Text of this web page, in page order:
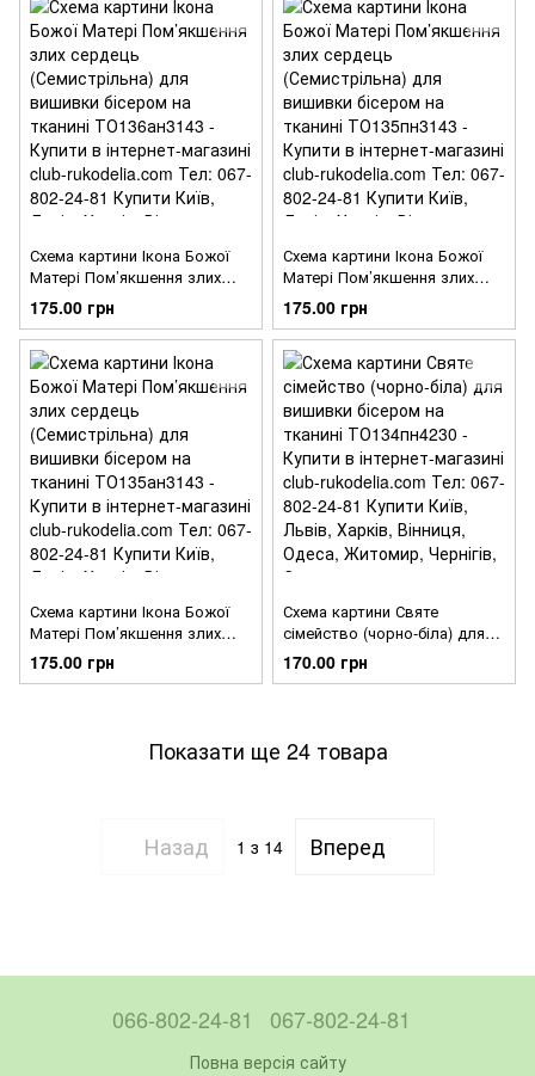
Схема картини Ікона Божої
Матері Пом’якшення злих
сердець (Семистрільна) для
вишивки бісером на тканині
ТО136ан3143
175.00 грн
Схема картини Ікона Божої
Матері Пом’якшення злих
сердець (Семистрільна) для
вишивки бісером на тканині
ТО135пн3143
175.00 грн
Схема картини Ікона Божої
Матері Пом’якшення злих
сердець (Семистрільна) для
вишивки бісером на тканині
175.00 грн
Схема картини Святе
сімейство (чорно-біла) для
вишивки бісером на тканині
ТО134пн4230
170.00 грн
Показати ще 24 товара
Назад 1 з 14 Вперед
066-802-24-81 067-802-24-81
Повна версія сайту